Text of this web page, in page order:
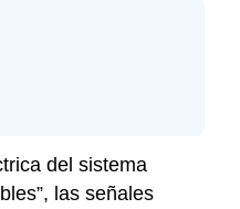
del sistema
las señales